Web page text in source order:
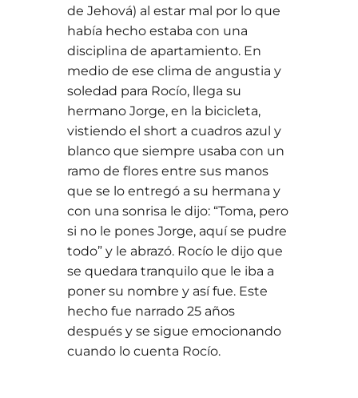
de Jehová) al estar mal por lo que
había hecho estaba con una
disciplina de apartamiento. En
medio de ese clima de angustia y
soledad para Rocío, llega su
hermano Jorge, en la bicicleta,
vistiendo el short a cuadros azul y
blanco que siempre usaba con un
ramo de flores entre sus manos
que se lo entregó a su hermana y
con una sonrisa le dijo: “Toma, pero
si no le pones Jorge, aquí se pudre
todo” y le abrazó. Rocío le dijo que
se quedara tranquilo que le iba a
poner su nombre y así fue. Este
hecho fue narrado 25 años
después y se sigue emocionando
cuando lo cuenta Rocío.